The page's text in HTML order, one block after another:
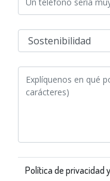
Política de privacidad